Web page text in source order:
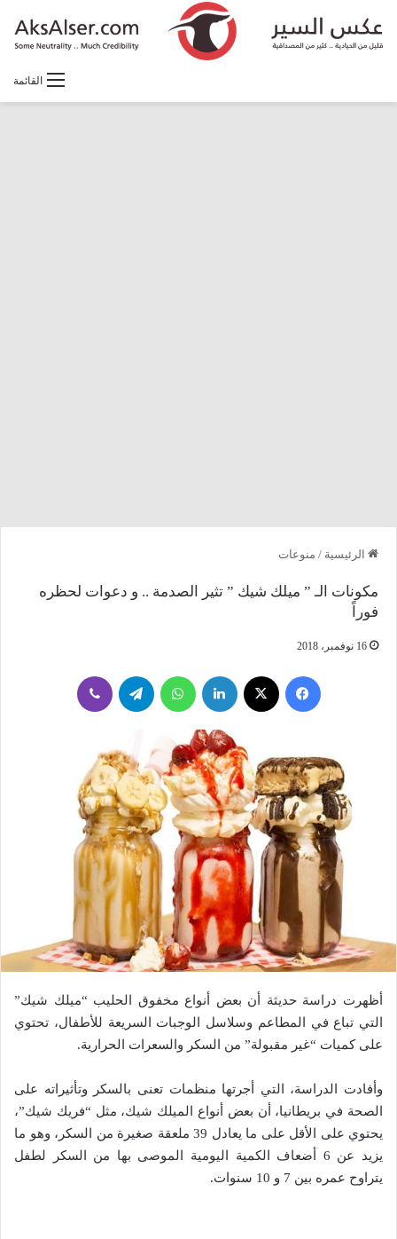
القائمة
الرئيسية / منوعات
مكونات الـ ” ميلك شيك ” تثير الصدمة .. و دعوات لحظره
فوراً
16 نوفمبر، 2018
فيسبوك لينكدإن واتساب تيلقرام
أظهرت دراسة حديثة أن بعض أنواع مخفوق الحليب “ميلك شيك”
التي تباع في المطاعم وسلاسل الوجبات السريعة للأطفال، تحتوي
على كميات “غير مقبولة” من السكر والسعرات الحرارية.
وأفادت الدراسة، التي أجرتها منظمات تعنى بالسكر وتأثيراته على
الصحة في بريطانيا، أن بعض أنواع الميلك شيك، مثل “فريك شيك”،
يحتوي على الأقل على ما يعادل 39 ملعقة صغيرة من السكر، وهو ما
يزيد عن 6 أضعاف الكمية اليومية الموصى بها من السكر لطفل
يتراوح عمره بين 7 و 10 سنوات.